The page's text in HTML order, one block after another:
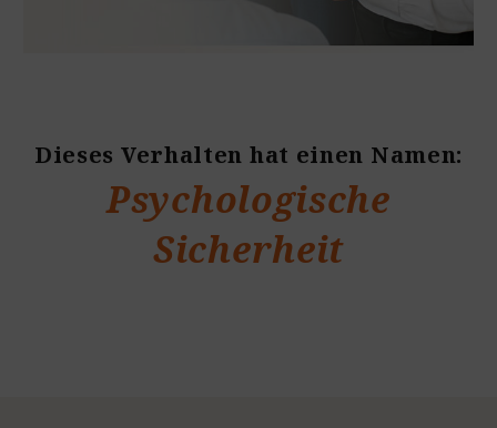
Dieses Verhalten hat einen Namen:
Psychologische
Sicherheit